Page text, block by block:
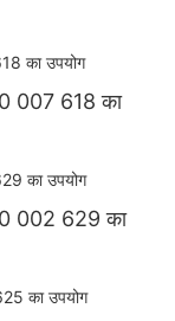
007 618 का
002 629 का